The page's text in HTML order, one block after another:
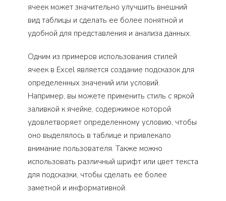
ячеек может значительно улучшить внешний
вид таблицы и сделать ее более понятной и
удобной для представления и анализа данных.
Одним из примеров использования стилей
ячеек в Excel является создание подсказок для
определенных значений или условий.
Например, вы можете применить стиль с яркой
заливкой к ячейке, содержимое которой
удовлетворяет определенному условию, чтобы
оно выделялось в таблице и привлекало
внимание пользователя. Также можно
использовать различный шрифт или цвет текста
для подсказки, чтобы сделать ее более
заметной и информативной.